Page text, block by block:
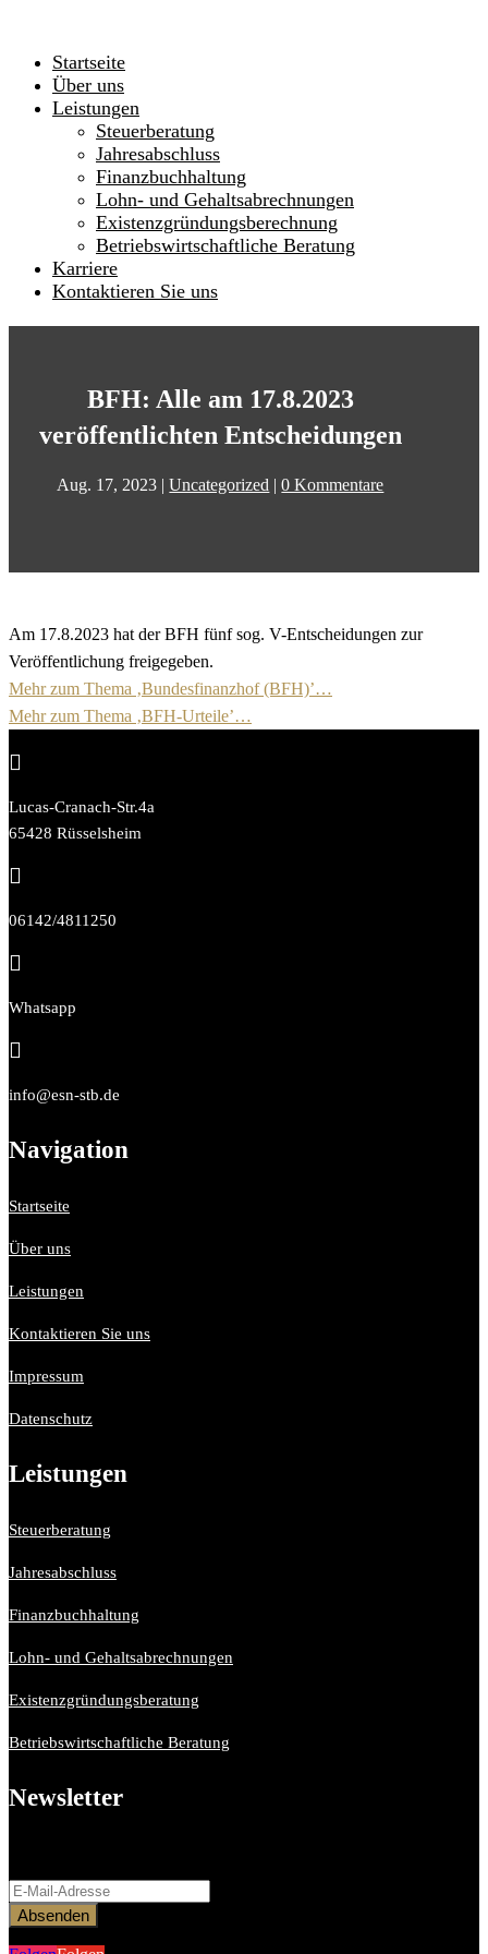
Startseite
Über uns
Leistungen
Steuerberatung
Jahresabschluss
Finanzbuchhaltung
Lohn- und Gehaltsabrechnungen
Existenzgründungsberechnung
Betriebswirtschaftliche Beratung
Karriere
Kontaktieren Sie uns
BFH: Alle am 17.8.2023
veröffentlichten Entscheidungen
Aug. 17, 2023 |Uncategorized |0 Kommentare
Am 17.8.2023 hat der BFH fünf sog. V-Entscheidungen zur
Veröffentlichung freigegeben.
Mehr zum Thema ‚Bundesfinanzhof (BFH)’…
Mehr zum Thema ‚BFH-Urteile’…

Lucas-Cranach-Str.4a
65428 Rüsselsheim

06142/4811250

Whatsapp

info@esn-stb.de
Navigation
Startseite
Über uns
Leistungen
Kontaktieren Sie uns
Impressum
Datenschutz
Leistungen
Steuerberatung
Jahresabschluss
Finanzbuchhaltung
Lohn- und Gehaltsabrechnungen
Existenzgründungsberatung
Betriebswirtschaftliche Beratung
Newsletter
Absenden